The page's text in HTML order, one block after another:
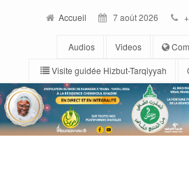
Accueil 7 août 2026
Audios Videos
Visite guidée Hizbut-Tarqiyyah